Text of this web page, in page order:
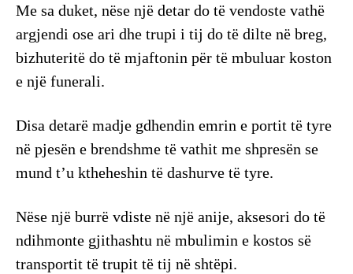
Me sa duket, nëse një detar do të vendoste vathë
argjendi ose ari dhe trupi i tij do të dilte në breg,
bizhuteritë do të mjaftonin për të mbuluar koston
e një funerali.
Disa detarë madje gdhendin emrin e portit të tyre
në pjesën e brendshme të vathit me shpresën se
mund t’u ktheheshin të dashurve të tyre.
Nëse një burrë vdiste në një anije, aksesori do të
ndihmonte gjithashtu në mbulimin e kostos së
transportit të trupit të tij në shtëpi.